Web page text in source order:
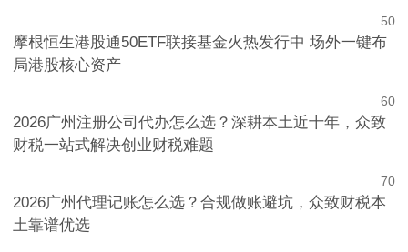
0
5
摩根恒生港股通50ETF联接基金火热发行中 场外一键布
局港股核心资产
0
6
2026广州注册公司代办怎么选？深耕本土近十年，众致
财税一站式解决创业财税难题
0
7
2026广州代理记账怎么选？合规做账避坑，众致财税本
土靠谱优选